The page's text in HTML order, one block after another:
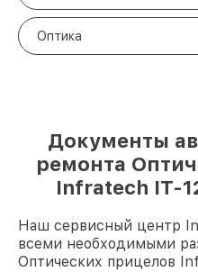
Оптика
Документы
ремонта
Infratech IT-
Наш сервисный центр
всеми необходимыми
Оптических прицелов